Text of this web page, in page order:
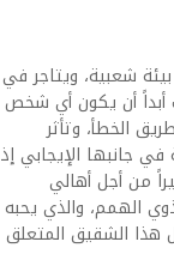
بيئة شعبية، ويتاجر في
أبداً أن يكون أي شخص
الخطأ، وتأثر
جانبها الإيجابي إذ
من أجل أهالي
الهمم، والذي يحبه
هذا الشقيق المتعلق